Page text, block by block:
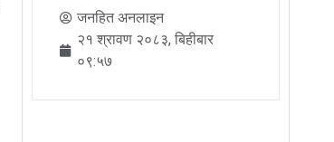
जनहित अनलाइन
२१ श्रावण २०८३, बिहीबार
०९:५७